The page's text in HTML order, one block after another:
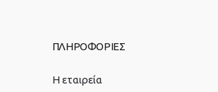
ΠΛΗΡΟΦΟΡΙΕΣ
Η εταιρεία